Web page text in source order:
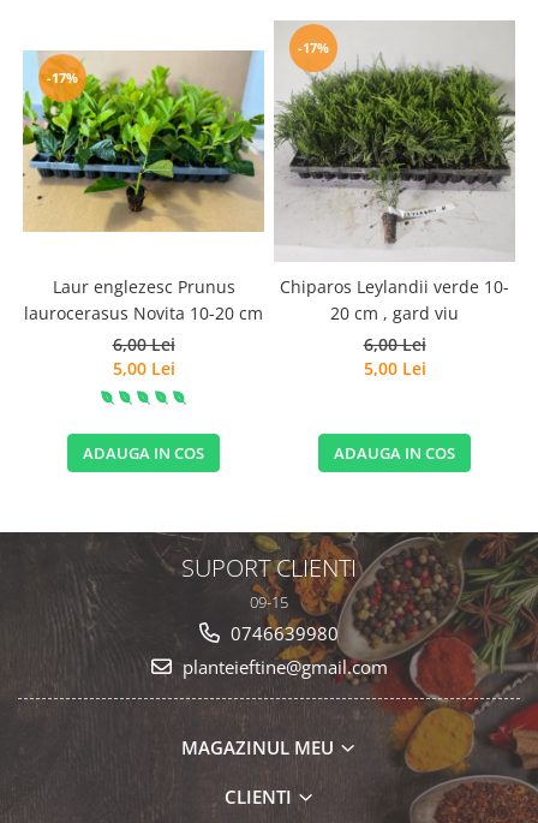
-17%
Laur englezesc Prunus
laurocerasus Novita 10-20 cm
6,00 Lei
5,00 Lei
ADAUGA IN COS
-17%
Chiparos Leylandii verde 10-
20 cm , gard viu
6,00 Lei
5,00 Lei
ADAUGA IN COS
SUPORT CLIENTI
09-15
0746639980
planteieftine@gmail.com
MAGAZINUL MEU
CLIENTI